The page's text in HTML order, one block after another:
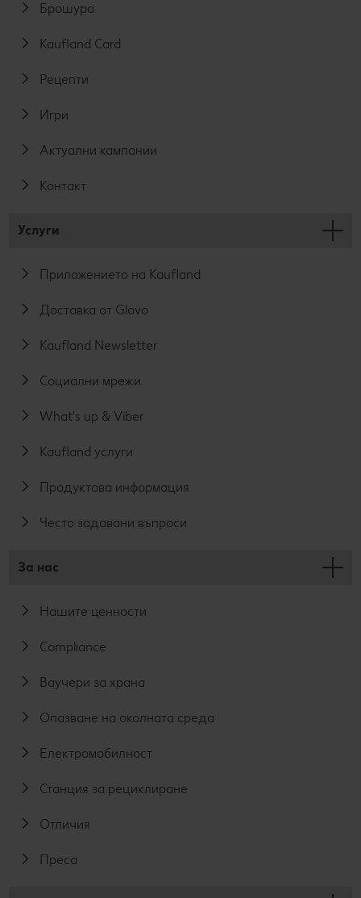
Брошура
Kaufland Card
Рецепти
Игри
Актуални кампании
Контакт
Услуги
Приложението на Kaufland
Доставка от Glovo
Kaufland Newsletter
Социални мрежи
What's up & Viber
Kaufland услуги
Продуктова информация
Често задавани въпроси
За нас
Нашите ценности
Compliance
Ваучери за храна
Опазване на околната среда
Електромобилност
Станция за рециклиране
Отличия
Преса